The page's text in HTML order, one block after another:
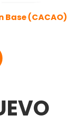
Base (CACAO)